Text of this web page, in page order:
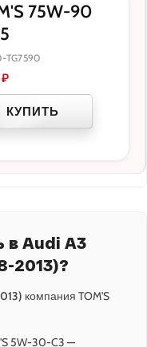
75W-90
TG7590
₽
КУПИТЬ
в Audi A3
2013)?
компания TOM'S
5W-30-C3 —